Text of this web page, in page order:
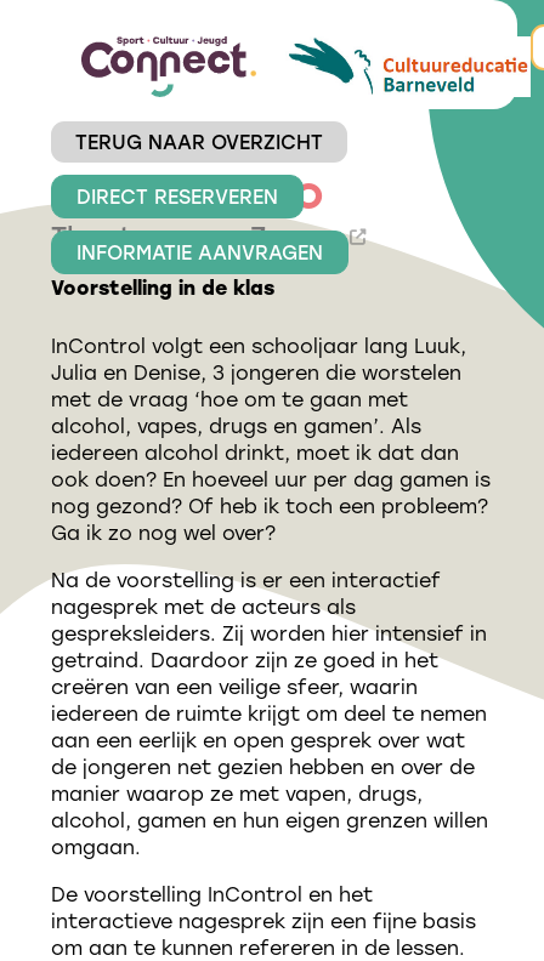
TERUG NAAR OVERZICHT
DIRECT RESERVEREN
INFORMATIE AANVRAGEN
InControl - VO
Theatergroep Zwerm
Voorstelling in de klas
InControl volgt een schooljaar lang Luuk,
Julia en Denise, 3 jongeren die worstelen
met de vraag ‘hoe om te gaan met
alcohol, vapes, drugs en gamen’. Als
iedereen alcohol drinkt, moet ik dat dan
ook doen? En hoeveel uur per dag gamen is
nog gezond? Of heb ik toch een probleem?
Ga ik zo nog wel over?
Na de voorstelling is er een interactief
nagesprek met de acteurs als
gespreksleiders. Zij worden hier intensief in
getraind. Daardoor zijn ze goed in het
creëren van een veilige sfeer, waarin
iedereen de ruimte krijgt om deel te nemen
aan een eerlijk en open gesprek over wat
de jongeren net gezien hebben en over de
manier waarop ze met vapen, drugs,
alcohol, gamen en hun eigen grenzen willen
omgaan.
De voorstelling InControl en het
interactieve nagesprek zijn een fijne basis
om aan te kunnen refereren in de lessen.